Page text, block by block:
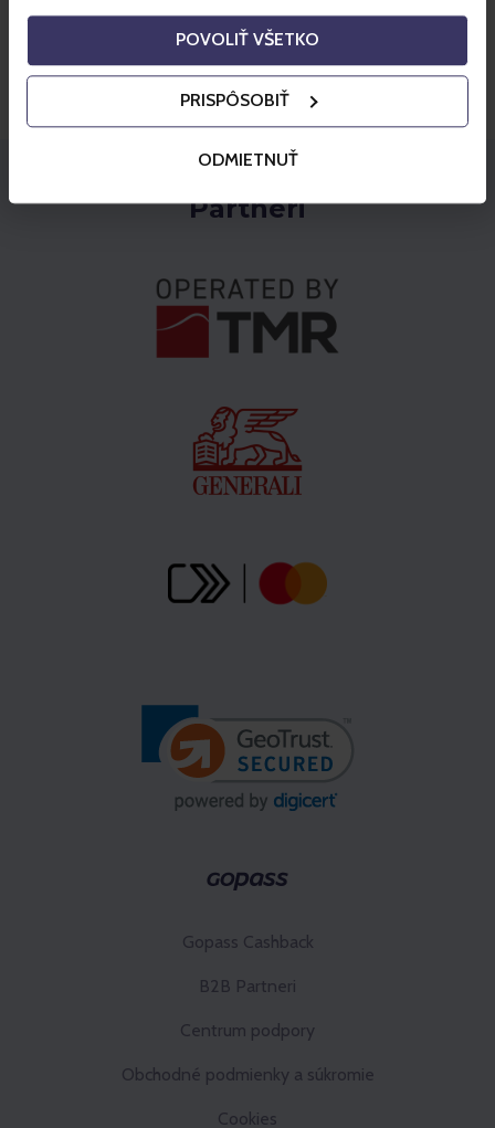
POVOLIŤ VŠETKO
PRISPÔSOBIŤ
ODMIETNUŤ
Reklamačné centrum
Reklamačný formulár
Partneri
Gopass Cashback
B2B Partneri
Centrum podpory
Obchodné podmienky a súkromie
Cookies